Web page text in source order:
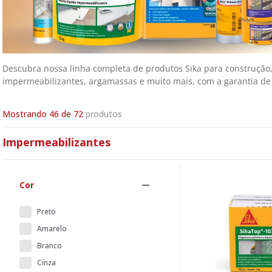
Descubra nossa linha completa de produtos Sika para
impermeabilizantes, argamassas e muito mais, com a garantia
Mostrando 46 de 72
Impermeabilizantes
Cor
Preto
Amarelo
Branco
Cinza